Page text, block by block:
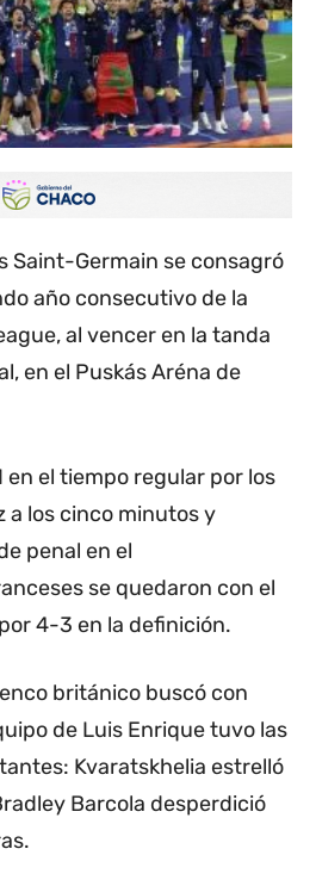
Saint-Germain se consagró
año consecutivo de la
al vencer en la tanda
en el Puskás Aréna de
en el tiempo regular por los
a los cinco minutos y
penal en el
se quedaron con el
4-3 en la definición.
británico buscó con
de Luis Enrique tuvo las
Kvaratskhelia estrelló
Barcola desperdició